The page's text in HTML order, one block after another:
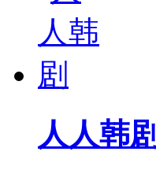
人人韩剧